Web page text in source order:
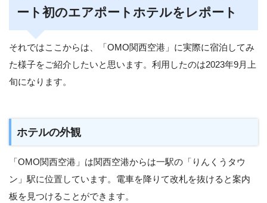
ート初のエアポートホテルをレポート
それではここからは、「OMO関西空港」に実際に宿泊してみ
た様子をご紹介したいと思います。利用したのは2023年9月上
旬になります。
ホテルの外観
「OMO関西空港」は関西空港からは一駅の「りんくうタウ
ン」駅に位置しています。電車を降りて改札を抜けると案内
板を見つけることができます。